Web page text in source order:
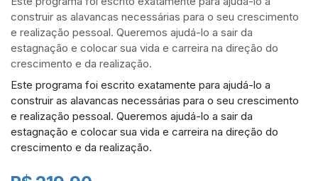
construir as alavancas necessárias para o seu crescimento
e realização pessoal. Queremos ajudá-lo a sair da
estagnação e colocar sua vida e carreira na direção do
crescimento e da realização.
Este programa foi escrito exatamente para ajudá-lo a
construir as alavancas necessárias para o seu crescimento
e realização pessoal. Queremos ajudá-lo a sair da
estagnação e colocar sua vida e carreira na direção do
crescimento e da realização.